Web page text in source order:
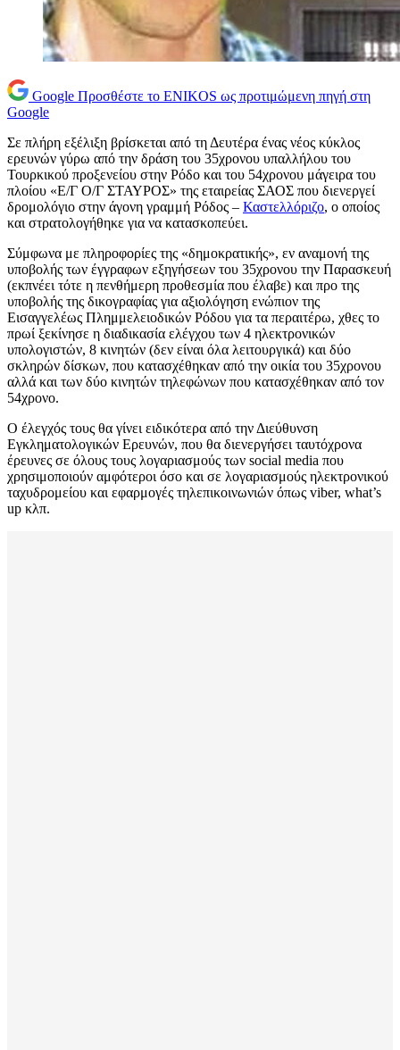
Google Προσθέστε το ENIKOS ως προτιμώμενη πηγή στη
Google
Σε πλήρη εξέλιξη βρίσκεται από τη Δευτέρα ένας νέος κύκλος
ερευνών γύρω από την δράση του 35χρονου υπαλλήλου του
Τουρκικού προξενείου στην Ρόδο και του 54χρονου μάγειρα του
πλοίου «Ε/Γ Ο/Γ ΣΤΑΥΡΟΣ» της εταιρείας ΣΑΟΣ που διενεργεί
δρομολόγιο στην άγονη γραμμή Ρόδος – Καστελλόριζο, ο οποίος
και στρατολογήθηκε για να κατασκοπεύει.
Σύμφωνα με πληροφορίες της «δημοκρατικής», εν αναμονή της
υποβολής των έγγραφων εξηγήσεων του 35χρονου την Παρασκευή
(εκπνέει τότε η πενθήμερη προθεσμία που έλαβε) και προ της
υποβολής της δικογραφίας για αξιολόγηση ενώπιον της
Εισαγγελέως Πλημμελειοδικών Ρόδου για τα περαιτέρω, χθες το
πρωί ξεκίνησε η διαδικασία ελέγχου των 4 ηλεκτρονικών
υπολογιστών, 8 κινητών (δεν είναι όλα λειτουργικά) και δύο
σκληρών δίσκων, που κατασχέθηκαν από την οικία του 35χρονου
αλλά και των δύο κινητών τηλεφώνων που κατασχέθηκαν από τον
54χρονο.
Ο έλεγχός τους θα γίνει ειδικότερα από την Διεύθυνση
Εγκληματολογικών Ερευνών, που θα διενεργήσει ταυτόχρονα
έρευνες σε όλους τους λογαριασμούς των social media που
χρησιμοποιούν αμφότεροι όσο και σε λογαριασμούς ηλεκτρονικού
ταχυδρομείου και εφαρμογές τηλεπικοινωνιών όπως viber, what’s
up κλπ.